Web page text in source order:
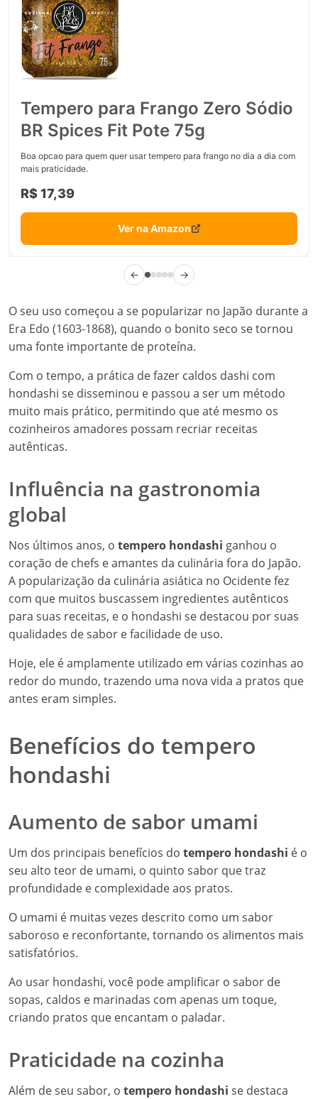
Tempero para Frango Zero Sódio
BR Spices Fit Pote 75g
Boa opcao para quem quer usar tempero para frango no dia a dia com
mais praticidade.
R$ 17,39
Ver na Amazon
← →
O seu uso começou a se popularizar no Japão durante a
Era Edo (1603-1868), quando o bonito seco se tornou
uma fonte importante de proteína.
Com o tempo, a prática de fazer caldos dashi com
hondashi se disseminou e passou a ser um método
muito mais prático, permitindo que até mesmo os
cozinheiros amadores possam recriar receitas
autênticas.
Influência na gastronomia
global
Nos últimos anos, o tempero hondashi ganhou o
coração de chefs e amantes da culinária fora do Japão.
A popularização da culinária asiática no Ocidente fez
com que muitos buscassem ingredientes autênticos
para suas receitas, e o hondashi se destacou por suas
qualidades de sabor e facilidade de uso.
Hoje, ele é amplamente utilizado em várias cozinhas ao
redor do mundo, trazendo uma nova vida a pratos que
antes eram simples.
Benefícios do tempero
hondashi
Aumento de sabor umami
Um dos principais benefícios do tempero hondashi é o
seu alto teor de umami, o quinto sabor que traz
profundidade e complexidade aos pratos.
O umami é muitas vezes descrito como um sabor
saboroso e reconfortante, tornando os alimentos mais
satisfatórios.
Ao usar hondashi, você pode amplificar o sabor de
sopas, caldos e marinadas com apenas um toque,
criando pratos que encantam o paladar.
Praticidade na cozinha
Além de seu sabor, o tempero hondashi se destaca